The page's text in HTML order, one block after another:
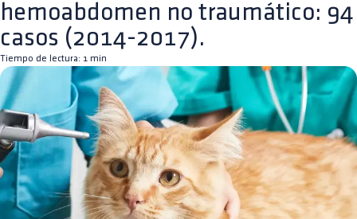
hemoabdomen no traumático: 94
casos (2014-2017).
Tiempo de lectura: 1 min